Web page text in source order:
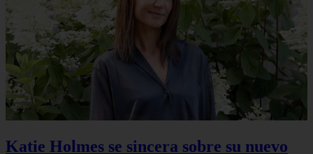
Katie Holmes se sincera sobre su nuevo